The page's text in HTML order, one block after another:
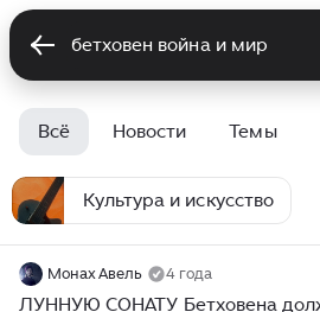
Всё Новости Темы
Культура и искусство
Монах Авель 4 года
ЛУННУЮ СОНАТУ Бетховена